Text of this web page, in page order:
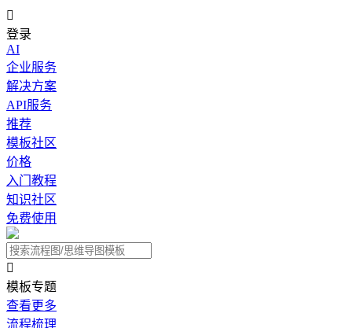

登录
AI
企业服务
解决方案
API服务
推荐
模板社区
价格
入门教程
知识社区
免费使用

模板专题
查看更多
流程梳理